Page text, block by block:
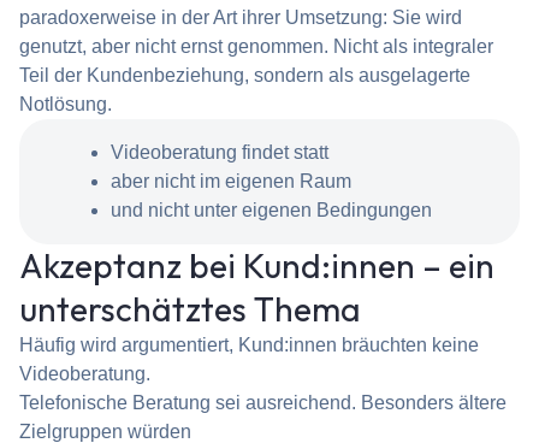
paradoxerweise in der Art ihrer Umsetzung: Sie wird
genutzt, aber nicht ernst genommen. Nicht als integraler
Teil der Kundenbeziehung, sondern als ausgelagerte
Notlösung.
Videoberatung findet statt
aber nicht im eigenen Raum
und nicht unter eigenen Bedingungen
Akzeptanz bei Kund:innen – ein
unterschätztes Thema
Häufig wird argumentiert, Kund:innen bräuchten keine
Videoberatung.
Telefonische Beratung sei ausreichend. Besonders ältere
Zielgruppen würden